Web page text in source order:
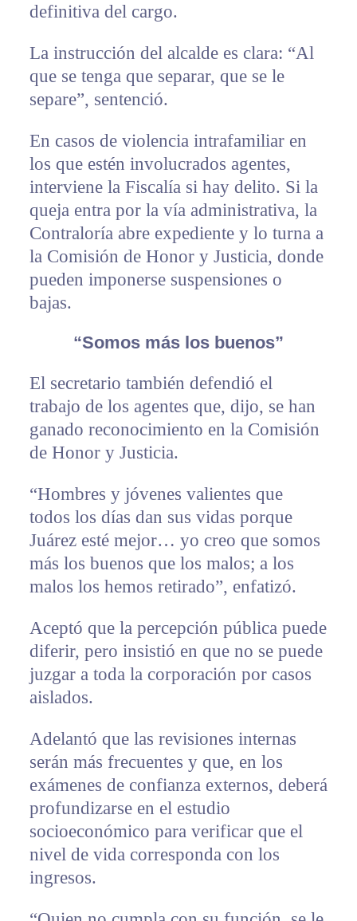
definitiva del cargo.
La instrucción del alcalde es clara: “Al
que se tenga que separar, que se le
separe”, sentenció.
En casos de violencia intrafamiliar en
los que estén involucrados agentes,
interviene la Fiscalía si hay delito. Si la
queja entra por la vía administrativa, la
Contraloría abre expediente y lo turna a
la Comisión de Honor y Justicia, donde
pueden imponerse suspensiones o
bajas.
“Somos más los buenos”
El secretario también defendió el
trabajo de los agentes que, dijo, se han
ganado reconocimiento en la Comisión
de Honor y Justicia.
“Hombres y jóvenes valientes que
todos los días dan sus vidas porque
Juárez esté mejor… yo creo que somos
más los buenos que los malos; a los
malos los hemos retirado”, enfatizó.
Aceptó que la percepción pública puede
diferir, pero insistió en que no se puede
juzgar a toda la corporación por casos
aislados.
Adelantó que las revisiones internas
serán más frecuentes y que, en los
exámenes de confianza externos, deberá
profundizarse en el estudio
socioeconómico para verificar que el
nivel de vida corresponda con los
ingresos.